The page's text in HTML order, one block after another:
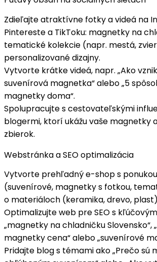
Zdieľajteatraktívne fotky a videá na
Pintereste a TikToku: magnetky na
tematické kolekcie (napr. mestá,
personalizované dizajny.
Vytvorte krátke videá, napr. „Ako
suvenírová magnetka“ alebo „5
magnetky doma“.
Spolupracujte scestovateľskými
blogermi, ktorí ukážu vaše magnetky
zbierok.
Webstránka a SEO optimalizácia
Vytvorte prehľadný e-shops
(suvenírové, magnetky s fotkou,
o materiáloch (keramika, drevo,
Optimalizujte web pre SEO s
„magnetky na chladničku Slovensko“,
magnetky cena“ alebo „suvenírové
Pridajte blogs témami ako „Prečo sú